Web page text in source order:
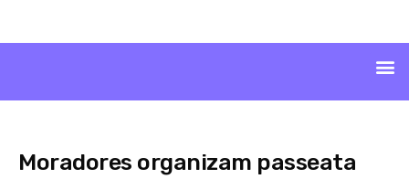
Moradores organizam passeata